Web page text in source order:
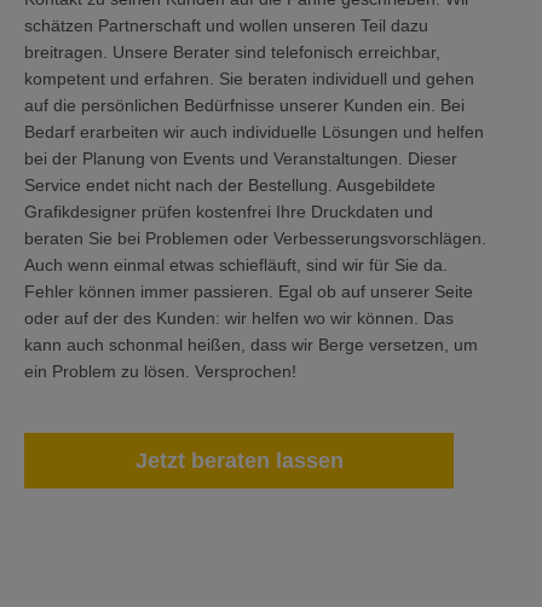
schätzen Partnerschaft und wollen unseren Teil dazu
breitragen. Unsere Berater sind telefonisch erreichbar,
kompetent und erfahren. Sie beraten individuell und gehen
auf die persönlichen Bedürfnisse unserer Kunden ein. Bei
Bedarf erarbeiten wir auch individuelle Lösungen und helfen
bei der Planung von Events und Veranstaltungen. Dieser
Service endet nicht nach der Bestellung. Ausgebildete
Grafikdesigner prüfen kostenfrei Ihre Druckdaten und
beraten Sie bei Problemen oder Verbesserungsvorschlägen.
Auch wenn einmal etwas schiefläuft, sind wir für Sie da.
Fehler können immer passieren. Egal ob auf unserer Seite
oder auf der des Kunden: wir helfen wo wir können. Das
kann auch schonmal heißen, dass wir Berge versetzen, um
ein Problem zu lösen. Versprochen!
Jetzt beraten lassen